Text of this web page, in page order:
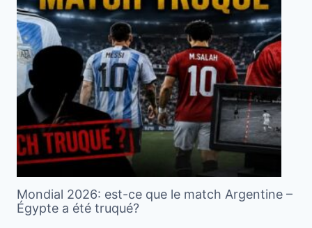
Mondial 2026: est-ce que le match Argentine –
Égypte a été truqué?